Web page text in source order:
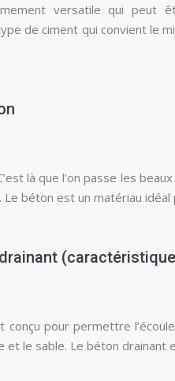
versatile qui peut
de ciment qui convient le
là que l’on passe les
béton est un matériau
pour permettre
le sable. Le béton